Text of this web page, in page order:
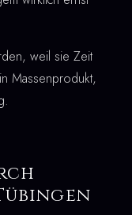
weil sie Zeit
Massenprodukt,